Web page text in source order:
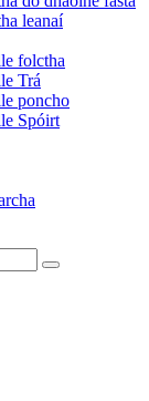
leanaí
folctha
Trá
poncho
Spóirt